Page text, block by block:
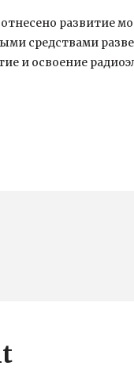
развитие
средствами
и освоение